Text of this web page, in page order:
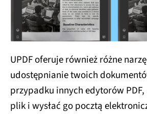
UPDF oferuje również różne
udostępnianie twoich
przypadku innych edytorów PDF,
plik i wysłać go pocztą